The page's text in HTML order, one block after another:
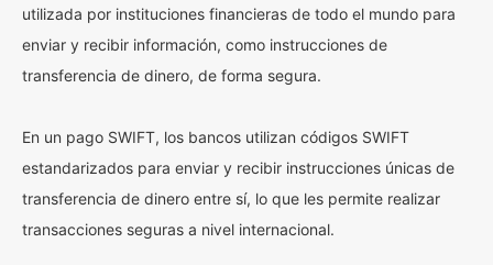
utilizada por instituciones financieras de todo el mundo para
enviar y recibir información, como instrucciones de
transferencia de dinero, de forma segura.
En un pago SWIFT, los bancos utilizan códigos SWIFT
estandarizados para enviar y recibir instrucciones únicas de
transferencia de dinero entre sí, lo que les permite realizar
transacciones seguras a nivel internacional.